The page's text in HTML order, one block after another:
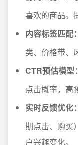
喜欢的商品。
内容标签匹配：
类、价格带、
CTR预估模型：
点击概率，高
实时反馈优化：
期点击、购买
户兴趣变化。